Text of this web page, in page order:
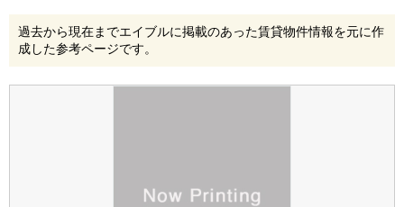
過去から現在までエイブルに掲載のあった賃貸物件情報を元に作
成した参考ページです。